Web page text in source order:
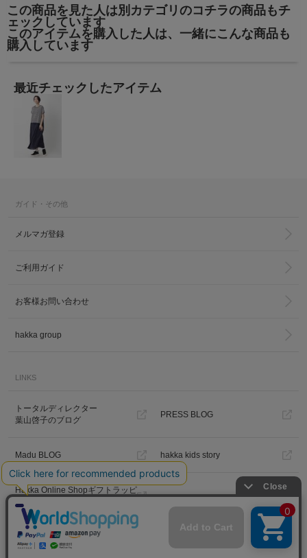
この商品を見た人は別カテゴリのコチラの商品もチ
ェックしています
このアイテムを購入した人は、一緒にこんな商品も
購入しています
最近チェックしたアイテム
ガイド・その他
メルマガ登録
ご利用ガイド
お客様お問い合わせ
hakka group
LINKS
トータルディレクター
葉山啓子のブログ
PRESS BLOG
Madu BLOG hakka kids story
Hakka Online Shopギフトラッピ
ング